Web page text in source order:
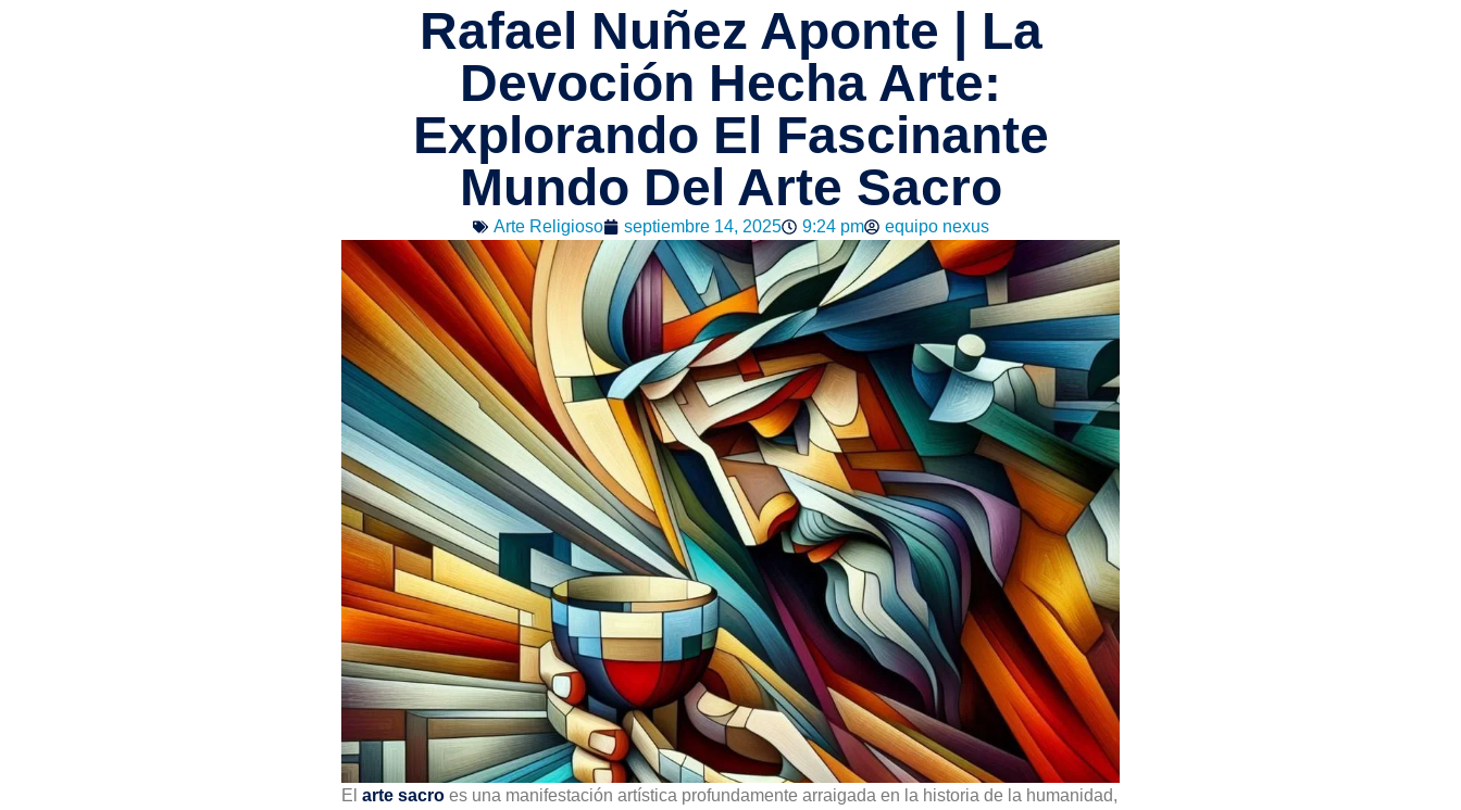
Rafael Nuñez Aponte | La
Devoción Hecha Arte:
Explorando El Fascinante
Mundo Del Arte Sacro
Arte Religioso septiembre 14, 2025 9:24 pm equipo nexus
El arte sacroes una manifestación artística profundamente arraigada en la historia de la humanidad,